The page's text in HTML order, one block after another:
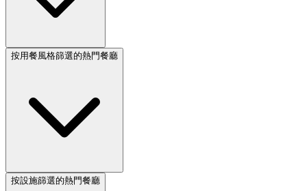
按用餐風格篩選的熱門餐廳
按設施篩選的熱門餐廳